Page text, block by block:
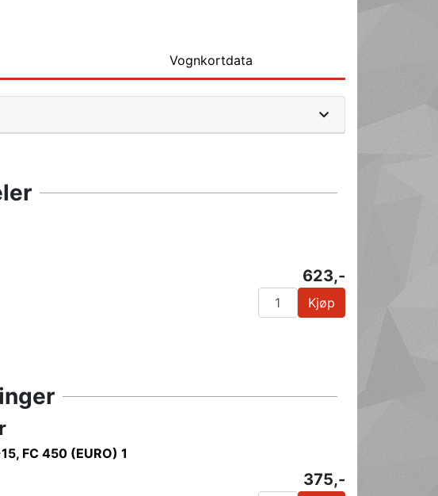
Vognkortdata
623,-
Kjøp
FC 450 (EURO) 1
375,-